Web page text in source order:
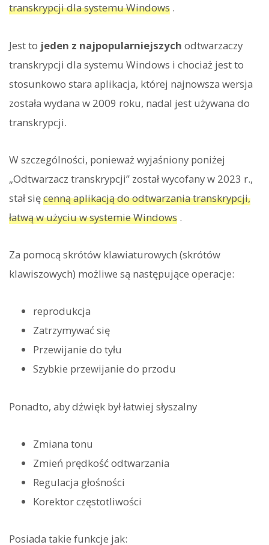
transkrypcji dla systemu Windows .
Jest to jeden z najpopularniejszych odtwarzaczy
transkrypcji dla systemu Windows i chociaż jest to
stosunkowo stara aplikacja, której najnowsza wersja
została wydana w 2009 roku, nadal jest używana do
transkrypcji.
W szczególności, ponieważ wyjaśniony poniżej
„Odtwarzacz transkrypcji” został wycofany w 2023 r.,
stał sięcenną aplikacją do odtwarzania transkrypcji,
łatwą w użyciu w systemie Windows .
Za pomocą skrótów klawiaturowych (skrótów
klawiszowych) możliwe są następujące operacje:
reprodukcja
Zatrzymywać się
Przewijanie do tyłu
Szybkie przewijanie do przodu
Ponadto, aby dźwięk był łatwiej słyszalny
Zmiana tonu
Zmień prędkość odtwarzania
Regulacja głośności
Korektor częstotliwości
Posiada takie funkcje jak: